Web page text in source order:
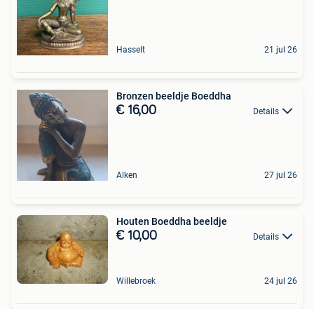
Hasselt 21 jul 26
Bronzen beeldje Boeddha
€ 16,00 Details
Alken 27 jul 26
Houten Boeddha beeldje
€ 10,00 Details
Willebroek 24 jul 26